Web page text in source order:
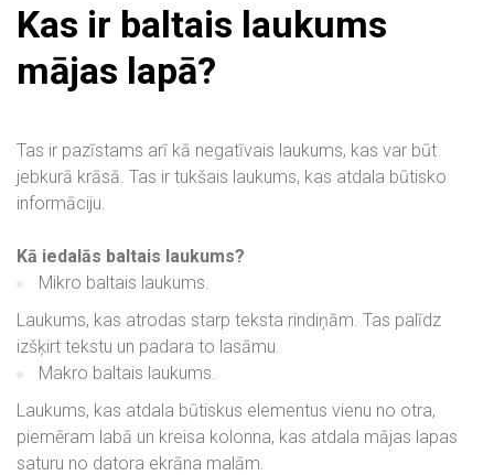
Kas ir baltais laukums
mājas lapā?
Tas ir pazīstams arī kā negatīvais laukums, kas var būt
jebkurā krāsā. Tas ir tukšais laukums, kas atdala būtisko
informāciju.
Kā iedalās baltais laukums?
Mikro baltais laukums.
Laukums, kas atrodas starp teksta rindiņām. Tas palīdz
izšķirt tekstu un padara to lasāmu.
Makro baltais laukums.
Laukums, kas atdala būtiskus elementus vienu no otra,
piemēram labā un kreisa kolonna, kas atdala mājas lapas
saturu no datora ekrāna malām.